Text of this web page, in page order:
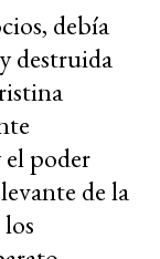
debía
destruida
el poder
de la